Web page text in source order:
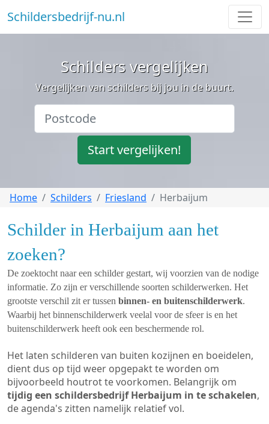
Schildersbedrijf-nu.nl
Schilders vergelijken
Vergelijken van schilders bij jou in de buurt.
Start vergelijken!
Home Schilders Friesland Herbaijum
Schilder in Herbaijum aan het
zoeken?
De zoektocht naar een schilder gestart, wij voorzien van de nodige
informatie. Zo zijn er verschillende soorten schilderwerken. Het
grootste verschil zit er tussen binnen- en buitenschilderwerk.
Waarbij het binnenschilderwerk veelal voor de sfeer is en het
buitenschilderwerk heeft ook een beschermende rol.
Het laten schilderen van buiten kozijnen en boeidelen,
dient dus op tijd weer opgepakt te worden om
bijvoorbeeld houtrot te voorkomen. Belangrijk om
tijdig een schildersbedrijf Herbaijum in te schakelen,
de agenda's zitten namelijk relatief vol.